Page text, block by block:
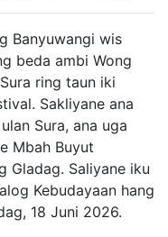
Banyuwangi wis
beda ambi Wong
ring taun iki
Sakliyane ana
Sura, ana uga
Mbah Buyut
Gladag. Saliyane iku
Kebudayaan hang
18 Juni 2026.